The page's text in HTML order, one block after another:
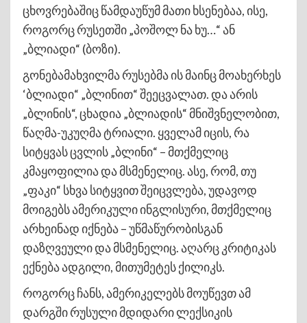
ცხოვრებაშიც წამდაუწუმ მათი ხსენებაა, ისე,
როგორც რუსეთში „პოშოლ ნა ხუ…“ ან
„ბლიადი“ (ბოზი).
გონებამახვილმა რუსებმა ის მაინც მოახერხეს
‘ბლიადი“ „ბლინით“ შეეცვალათ. და არის
„ბლინის“, ცხადია „ბლიადის“ მნიშვნელობით,
წაღმა-უკუღმა ტრიალი. ყველამ იცის, რა
სიტყვას ცვლის „ბლინი“ – მთქმელიც
კმაყოფილია და მსმენელიც. ასე, რომ, თუ
„ფაკი“ სხვა სიტყვით შეიცვლება, უდავოდ
მოიგებს ამერიკული ინგლისური, მთქმელიც
არხეინად იქნება – უწმაწურობისგან
დაზღვეული და მსმენელიც. აღარც კრიტიკას
ექნება ადგილი, მითუმეტეს ქილიკს.
როგორც ჩანს, ამერიკელებს მოუწევთ ამ
დარგში რუსული მდიდარი ლექსიკის